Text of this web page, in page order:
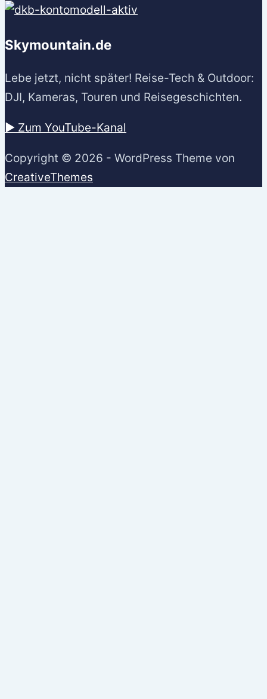
Skymountain.de
Lebe jetzt, nicht später! Reise-Tech & Outdoor:
DJI, Kameras, Touren und Reisegeschichten.
▶️ Zum YouTube-Kanal
Copyright © 2026 - WordPress Theme von
CreativeThemes